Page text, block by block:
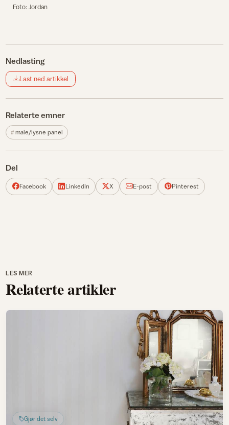
Foto: Jordan
Nedlasting
Last ned artikkel
Relaterte emner
male/lysne panel
Del
Facebook LinkedIn X E-post Pinterest
LES MER
Relaterte artikler
Gjør det selv